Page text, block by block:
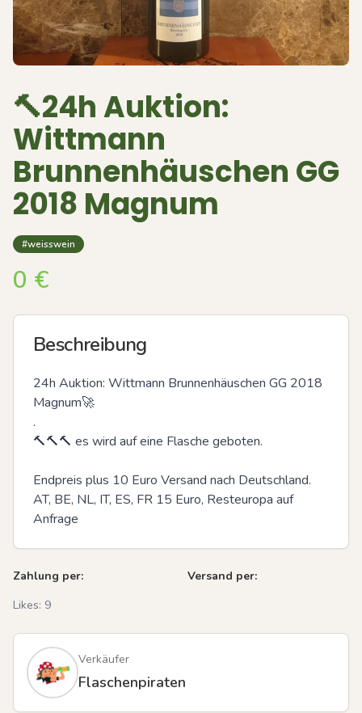
🔨24h Auktion:
Wittmann
Brunnenhäuschen GG
2018 Magnum
#weisswein
0 €
Beschreibung
24h Auktion: Wittmann Brunnenhäuschen GG 2018
Magnum🚀
.
🔨🔨🔨 es wird auf eine Flasche geboten.
Endpreis plus 10 Euro Versand nach Deutschland.
AT, BE, NL, IT, ES, FR 15 Euro, Resteuropa auf
Anfrage
Zahlung per:
Versand per:
Likes: 9
Verkäufer
Flaschenpiraten